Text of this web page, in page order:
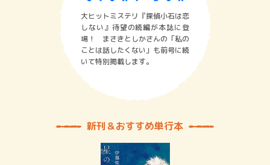
大ヒットミステリ『探偵小石は恋
しない』待望の続編が本誌に登
場！ まさきとしかさんの「私の
ことは話したくない」も前号に続
いて特別掲載します。
新刊＆おすすめ単行本